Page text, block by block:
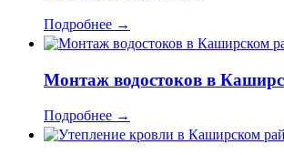
Подробнее →
Монтаж водостоков в
Подробнее →